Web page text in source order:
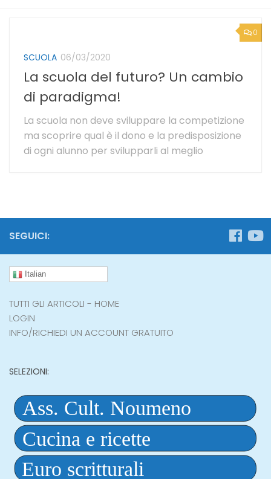
0
SCUOLA 06/03/2020
La scuola del futuro? Un cambio
di paradigma!
La scuola non deve sviluppare la competizione
ma scoprire qual è il dono e la predisposizione
di ogni alunno per svilupparli al meglio
SEGUICI:
Italian
TUTTI GLI ARTICOLI - HOME
LOGIN
INFO/RICHIEDI UN ACCOUNT GRATUITO
SELEZIONI: